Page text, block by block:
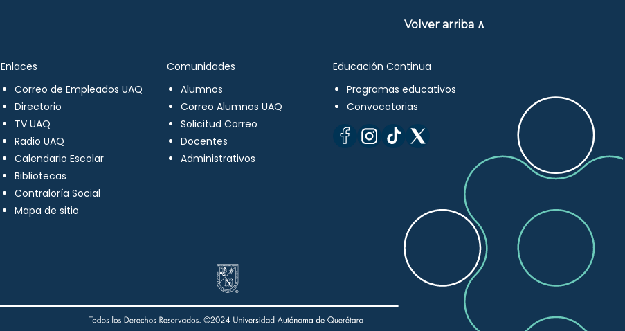
Volver arriba ∧
Enlaces
Correo de Empleados UAQ
Directorio
TV UAQ
Radio UAQ
Calendario Escolar
Bibliotecas
Contraloría Social
Mapa de sitio
Comunidades
Alumnos
Correo Alumnos UAQ
Solicitud Correo
Docentes
Administrativos
Educación Continua
Programas educativos
Convocatorias